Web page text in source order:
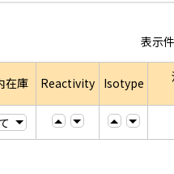
表示
在庫 Reactivity Isotype